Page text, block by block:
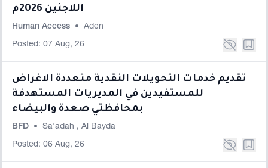
اللاجئين 2026م
Human Access • Aden
Posted: 07 Aug, 26
تقديم خدمات التحويلات النقدية متعددة الاغراض
للمستفيدين في المديريات المستهدفة
بمحافظتي صعدة والبيضاء
BFD • Sa'adah , Al Bayda
Posted: 06 Aug, 26